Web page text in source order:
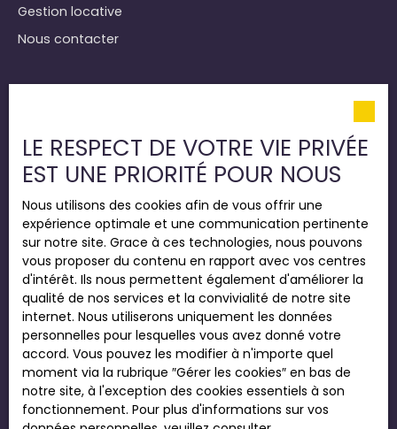
Gestion locative
Nous contacter
Mentions légales
Politique de confidentialité
Plan du site
Gérer les cookies
Propulsé par
+33 2 35 22 54 22
LE RESPECT DE VOTRE VIE PRIVÉE
EST UNE PRIORITÉ POUR NOUS
Nous utilisons des cookies afin de vous offrir une
expérience optimale et une communication pertinente
sur notre site. Grace à ces technologies, nous pouvons
vous proposer du contenu en rapport avec vos centres
d'intérêt. Ils nous permettent également d'améliorer la
qualité de nos services et la convivialité de notre site
internet. Nous utiliserons uniquement les données
personnelles pour lesquelles vous avez donné votre
accord. Vous pouvez les modifier à n'importe quel
moment via la rubrique ″Gérer les cookies″ en bas de
notre site, à l'exception des cookies essentiels à son
fonctionnement. Pour plus d'informations sur vos